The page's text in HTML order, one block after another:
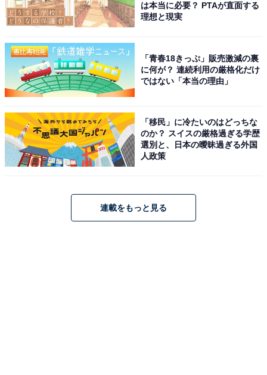
は本当に必要？ PTAが直面する
理想と現実
「青春18きっぷ」販売激減の裏
に何が？ 連続利用の厳格化だけ
ではない「本当の理由」
「移民」に冷たいのはどっちな
のか？ スイスの厳格過ぎる学歴
選別と、日本の曖昧過ぎる外国
人政策
連載をもっと見る